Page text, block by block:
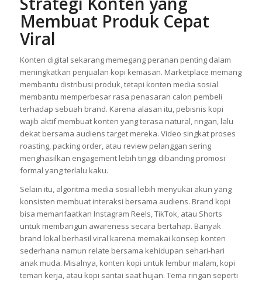
Membuat Produk Cepat
Viral
Konten digital sekarang memegang peranan penting dalam
meningkatkan penjualan kopi kemasan. Marketplace memang
membantu distribusi produk, tetapi konten media sosial
membantu memperbesar rasa penasaran calon pembeli
terhadap sebuah brand. Karena alasan itu, pebisnis kopi
wajib aktif membuat konten yang terasa natural, ringan, lalu
dekat bersama audiens target mereka. Video singkat proses
roasting, packing order, atau review pelanggan sering
menghasilkan engagement lebih tinggi dibanding promosi
formal yang terlalu kaku.
Selain itu, algoritma media sosial lebih menyukai akun yang
konsisten membuat interaksi bersama audiens. Brand kopi
bisa memanfaatkan Instagram Reels, TikTok, atau Shorts
untuk membangun awareness secara bertahap. Banyak
brand lokal berhasil viral karena memakai konsep konten
sederhana namun relate bersama kehidupan sehari-hari
anak muda. Misalnya, konten kopi untuk lembur malam, kopi
teman kerja, atau kopi santai saat hujan. Tema ringan seperti